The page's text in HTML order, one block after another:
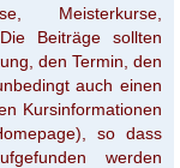
Meisterkurse,
Beiträge sollten
den Termin, den
auch einen
Kursinformationen
so dass
werden